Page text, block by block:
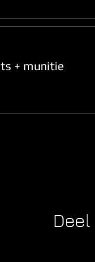
+ munitie